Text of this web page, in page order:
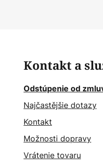
Kontakt a
Odstúpenie od
Najčastějšie dotazy
Kontakt
Možnosti dopravy
Vrátenie tovaru